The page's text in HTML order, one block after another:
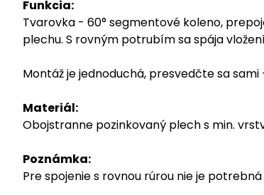
Funkcia:
Tvarovka - 60° segmentové koleno,
plechu. S rovným potrubím sa spája
Montáž je jednoduchá, presvedčte sa
Materiál:
Obojstranne pozinkovaný plech s min.
Poznámka:
Pre spojenie s rovnou rúrou nie je potrebná